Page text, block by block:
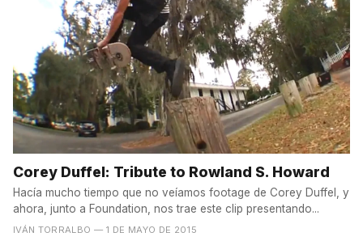
Corey Duffel: Tribute to Rowland S. Howard
Hacía mucho tiempo que no veíamos footage de Corey Duffel, y
ahora, junto a Foundation, nos trae este clip presentando...
IVÁN TORRALBO — 1 DE MAYO DE 2015